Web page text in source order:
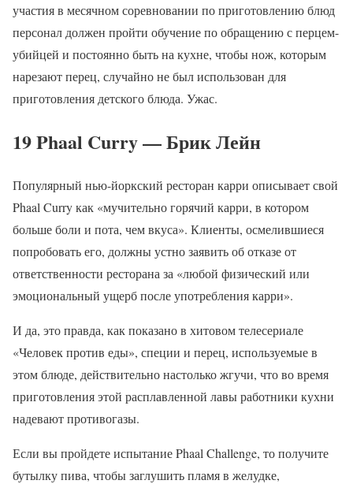
участия в месячном соревновании по приготовлению блюд
персонал должен пройти обучение по обращению с перцем-
убийцей и постоянно быть на кухне, чтобы нож, которым
нарезают перец, случайно не был использован для
приготовления детского блюда. Ужас.
19 Phaal Curry — Брик Лейн
Популярный нью-йоркский ресторан карри описывает свой
Phaal Curry как «мучительно горячий карри, в котором
больше боли и пота, чем вкуса». Клиенты, осмелившиеся
попробовать его, должны устно заявить об отказе от
ответственности ресторана за «любой физический или
эмоциональный ущерб после употребления карри».
И да, это правда, как показано в хитовом телесериале
«Человек против еды», специи и перец, используемые в
этом блюде, действительно настолько жгучи, что во время
приготовления этой расплавленной лавы работники кухни
надевают противогазы.
Если вы пройдете испытание Phaal Challenge, то получите
бутылку пива, чтобы заглушить пламя в желудке,